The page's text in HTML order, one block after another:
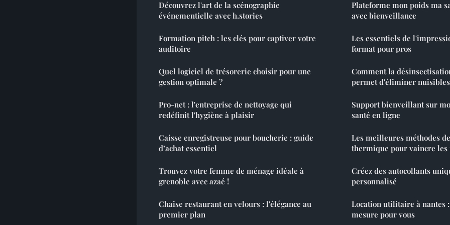
Découvrez l'art de la scénographie
événementielle avec h.stories
Formation pitch : les clés pour captiver votre
auditoire
Quel logiciel de trésorerie choisir pour une
gestion optimale ?
Pro-net : l'entreprise de nettoyage qui
redéfinit l'hygiène à plaisir
Caisse enregistreuse pour boucherie : guide
d’achat essentiel
Trouvez votre femme de ménage idéale à
grenoble avec azaé !
Chaise restaurant en velours : l'élégance au
premier plan
Plateforme mon poids ma
avec bienveillance
Les essentiels de
format pour pros
Comment la
permet d'éliminer
Support bienveillant sur
santé en ligne
Les meilleures méthodes
thermique pour vaincre
Créez des autocollants
personnalisé
Location utilitaire à nantes
mesure pour vous